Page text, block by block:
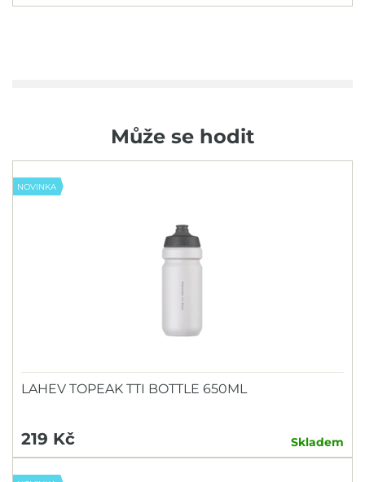
Může se hodit
NOVINKA
LAHEV TOPEAK TTI BOTTLE 650ML
219 Kč Skladem